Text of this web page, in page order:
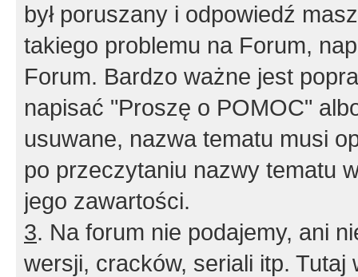
był poruszany i odpowiedź
takiego problemu na Forum,
Forum. Bardzo ważne jest
napisać "Proszę o POMOC"
usuwane, nazwa tematu musi
po przeczytaniu nazwy tematu
jego zawartości.
3. Na forum nie podajemy, ani
wersji, cracków, seriali itp. Tutaj